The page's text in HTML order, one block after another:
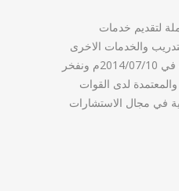
لتقديم خدمات
والخدمات الاخرى
المساندة. تاسس المكتب في 2014/07/10م ونفخر
لدى القوات
في مجال الاستشارات